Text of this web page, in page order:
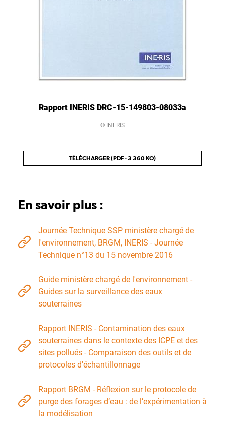
Rapport INERIS DRC-15-149803-08033a
© INERIS
TÉLÉCHARGER (PDF - 3 360 KO)
En savoir plus :
Journée Technique SSP ministère chargé de
l'environnement, BRGM, INERIS - Journée
Technique n°13 du 15 novembre 2016
Guide ministère chargé de l'environnement -
Guides sur la surveillance des eaux
souterraines
Rapport INERIS - Contamination des eaux
souterraines dans le contexte des ICPE et des
sites pollués - Comparaison des outils et de
protocoles d'échantillonnage
Rapport BRGM - Réflexion sur le protocole de
purge des forages d’eau : de l’expérimentation à
la modélisation